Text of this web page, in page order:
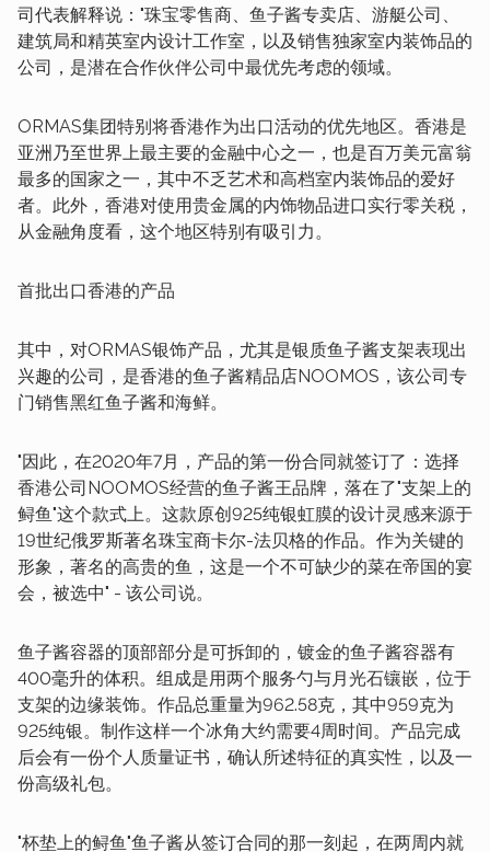
司代表解释说："珠宝零售商、鱼子酱专卖店、游艇公司、
建筑局和精英室内设计工作室，以及销售独家室内装饰品的
公司，是潜在合作伙伴公司中最优先考虑的领域。
ORMAS集团特别将香港作为出口活动的优先地区。香港是
亚洲乃至世界上最主要的金融中心之一，也是百万美元富翁
最多的国家之一，其中不乏艺术和高档室内装饰品的爱好
者。此外，香港对使用贵金属的内饰物品进口实行零关税，
从金融角度看，这个地区特别有吸引力。
首批出口香港的产品
其中，对ORMAS银饰产品，尤其是银质鱼子酱支架表现出
兴趣的公司，是香港的鱼子酱精品店NOOMOS，该公司专
门销售黑红鱼子酱和海鲜。
"因此，在2020年7月，产品的第一份合同就签订了：选择
香港公司NOOMOS经营的鱼子酱王品牌，落在了"支架上的
鲟鱼"这个款式上。这款原创925纯银虹膜的设计灵感来源于
19世纪俄罗斯著名珠宝商卡尔-法贝格的作品。作为关键的
形象，著名的高贵的鱼，这是一个不可缺少的菜在帝国的宴
会，被选中" - 该公司说。
鱼子酱容器的顶部部分是可拆卸的，镀金的鱼子酱容器有
400毫升的体积。组成是用两个服务勺与月光石镶嵌，位于
支架的边缘装饰。作品总重量为962.58克，其中959克为
925纯银。制作这样一个冰角大约需要4周时间。产品完成
后会有一份个人质量证书，确认所述特征的真实性，以及一
份高级礼包。
"杯垫上的鲟鱼"鱼子酱从签订合同的那一刻起，在两周内就